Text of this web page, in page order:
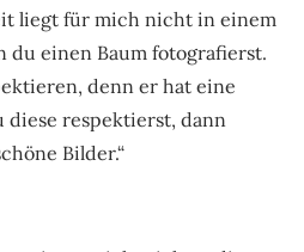
liegt für mich nicht in einem
du einen Baum fotografierst.
denn er hat eine
diese respektierst, dann
Bilder.“